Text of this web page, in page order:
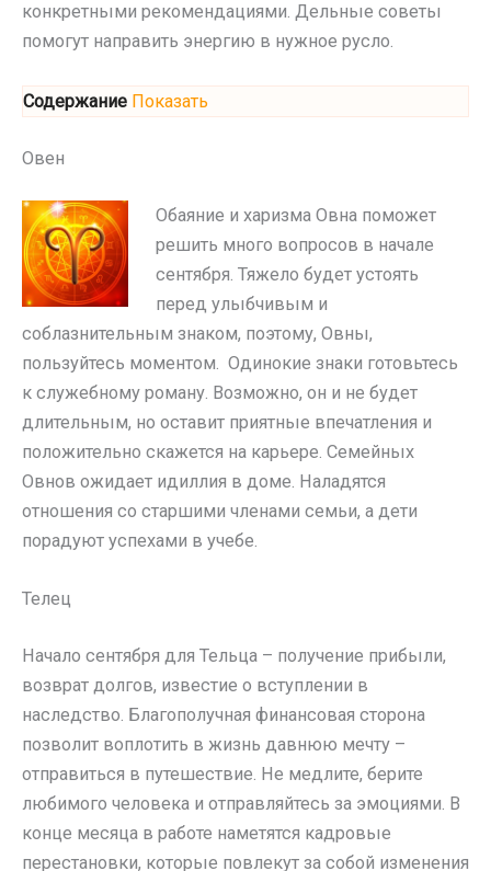
конкретными рекомендациями. Дельные советы
помогут направить энергию в нужное русло.
Содержание Показать
Овен
Обаяние и харизма Овна поможет
решить много вопросов в начале
сентября. Тяжело будет устоять
перед улыбчивым и
соблазнительным знаком, поэтому, Овны,
пользуйтесь моментом. Одинокие знаки готовьтесь
к служебному роману. Возможно, он и не будет
длительным, но оставит приятные впечатления и
положительно скажется на карьере. Семейных
Овнов ожидает идиллия в доме. Наладятся
отношения со старшими членами семьи, а дети
порадуют успехами в учебе.
Телец
Начало сентября для Тельца – получение прибыли,
возврат долгов, известие о вступлении в
наследство. Благополучная финансовая сторона
позволит воплотить в жизнь давнюю мечту –
отправиться в путешествие. Не медлите, берите
любимого человека и отправляйтесь за эмоциями. В
конце месяца в работе наметятся кадровые
перестановки, которые повлекут за собой изменения